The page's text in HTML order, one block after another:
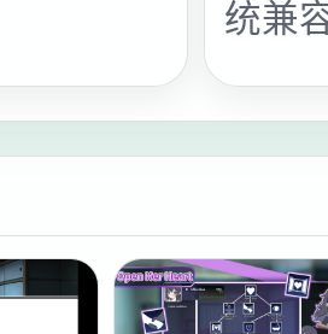
统兼